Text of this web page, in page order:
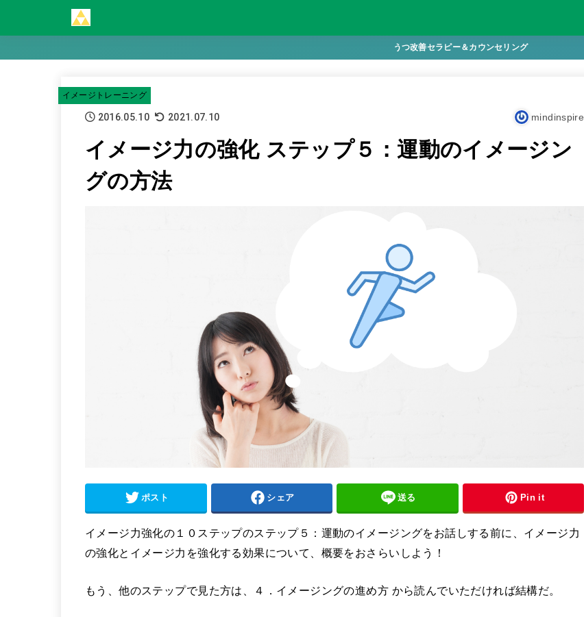
うつ改善セラピー＆カウンセリング
イメージトレーニング
2016.05.10 2021.07.10 mindinspire
イメージ力の強化 ステップ５：運動のイメージン
グの方法
ポスト シェア 送る Pin it
イメージ力強化の１０ステップのステップ５：運動のイメージングをお話しする前に、イメージ力
の強化とイメージ力を強化する効果について、概要をおさらいしよう！
もう、他のステップで見た方は、４．イメージングの進め方 から読んでいただければ結構だ。